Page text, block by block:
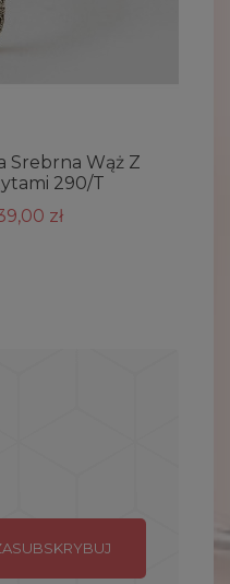
Srebrna Wąż Z
290/T
zł